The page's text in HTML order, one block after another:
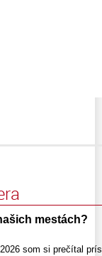
mestách?
som si prečítal